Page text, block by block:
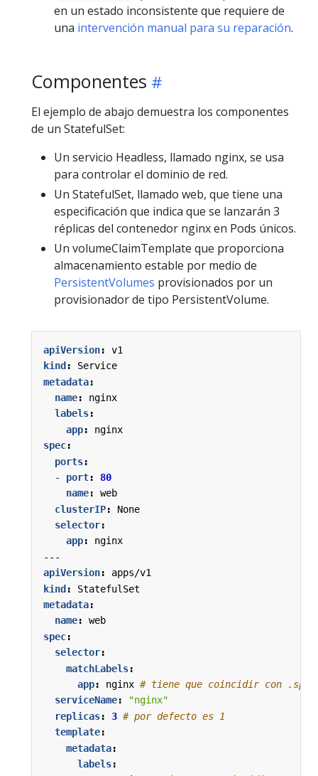
en un estado inconsistente que requiere de
una intervención manual para su reparación.
Componentes
El ejemplo de abajo demuestra los componentes
de un StatefulSet:
Un servicio Headless, llamado nginx, se usa
para controlar el dominio de red.
Un StatefulSet, llamado web, que tiene una
especificación que indica que se lanzarán 3
réplicas del contenedor nginx en Pods únicos.
Un volumeClaimTemplate que proporciona
almacenamiento estable por medio de
PersistentVolumes provisionados por un
provisionador de tipo PersistentVolume.
apiVersion:
v1
kind :
Service
metadata:
name:
nginx
labels:
app:
nginx
spec:
ports:
- port:
80
name:
web
clusterIP:
None
selector:
app:
nginx
---
apiVersion:
apps/v1
kind :
StatefulSet
metadata:
name:
web
spec:
selector:
matchLabels:
app: nginx # tiene que coincidir con
serviceName:
"nginx"
replicas: 3 # por defecto es 1
template:
metadata:
labels: